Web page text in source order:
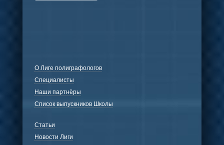
О Лиге полиграфологов
Специалисты
Наши партнёры
Список выпускников Школы
Статьи
Новости Лиги